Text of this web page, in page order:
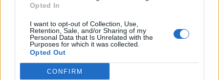
Opted In
I want to opt-out of Collection, Use,
Retention, Sale, and/or Sharing of my
Personal Data that Is Unrelated with the
Purposes for which it was collected.
Opted Out
CONFIRM